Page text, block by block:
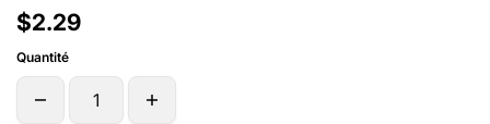
$2.29
Quantité